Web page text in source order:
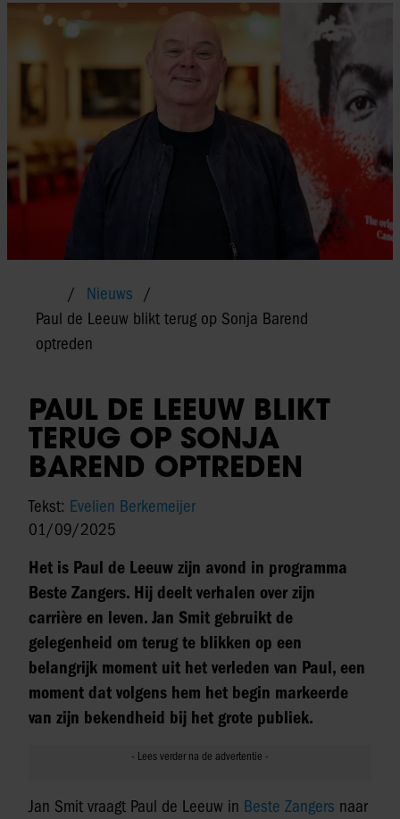
Nieuws
Paul de Leeuw blikt terug op Sonja Barend
optreden
PAUL DE LEEUW BLIKT
TERUG OP SONJA
BAREND OPTREDEN
Tekst: Evelien Berkemeijer
01/09/2025
Het is Paul de Leeuw zijn avond in programma
Beste Zangers. Hij deelt verhalen over zijn
carrière en leven. Jan Smit gebruikt de
gelegenheid om terug te blikken op een
belangrijk moment uit het verleden van Paul, een
moment dat volgens hem het begin markeerde
van zijn bekendheid bij het grote publiek.
Jan Smit vraagt Paul de Leeuw in Beste Zangers naar